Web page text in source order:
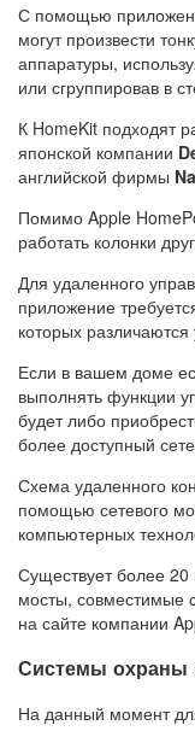
С помощью
могут произвести
аппаратуры,
или сгруппировав в
К HomeKit подходят
японской компании
английской фирмы
Помимо Apple
работать колонки
Для удаленного
приложение
которых
Если в вашем доме
выполнять функции
будет либо
более доступный
Схема удаленного
помощью сетевого
компьютерных
Существует более
мосты, совместимые
на сайте компании
Системы охраны
На данный момент